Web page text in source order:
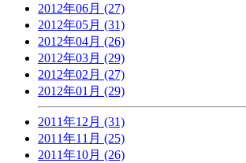
2012年06月 (27)
2012年05月 (31)
2012年04月 (26)
2012年03月 (29)
2012年02月 (27)
2012年01月 (29)
2011年12月 (31)
2011年11月 (25)
2011年10月 (26)